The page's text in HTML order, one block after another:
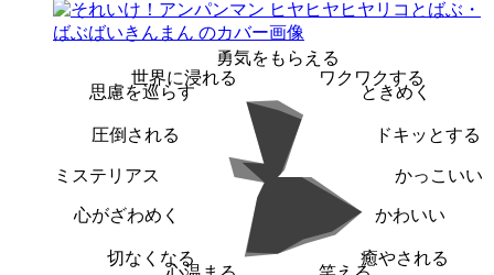
勇気をもらえる
ワクワクする
ときめく
ドキッとする
かっこいい
かわいい
癒やされる
切なくなる
心がざわめく
ミステリアス
圧倒される
思慮を巡らす
世界に浸れる